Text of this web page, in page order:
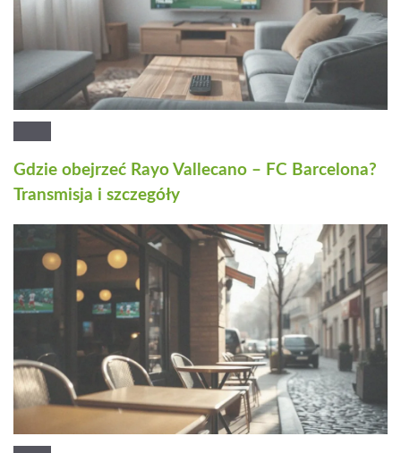
Gdzie obejrzeć Rayo Vallecano – FC Barcelona?
Transmisja i szczegóły